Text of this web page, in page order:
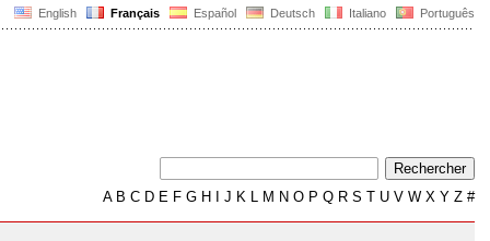
English Français Español Deutsch Italiano Português
AB C D E F G H J K L M N O P Q R S T U V W X Y Z #